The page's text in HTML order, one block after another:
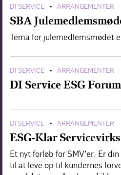
DI SERVICE • ARRANGEMENTER
SBA
Tema for julemedlemsmødet
DI SERVICE • ARRANGEMENTER
DI Service ESG Forum
DI SERVICE • ARRANGEMENTER
ESG-Klar
Et nyt forløb for SMV’er. Er
til at leve op til kundernes